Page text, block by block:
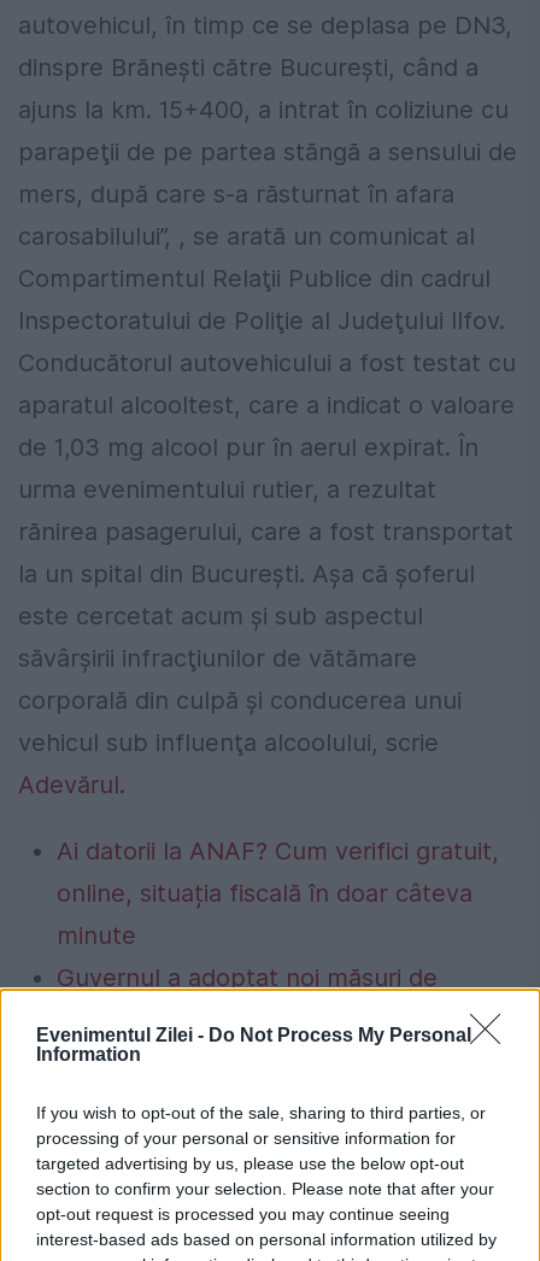
Evenimentul Zilei - Do Not Process My Personal
Information
If you wish to opt-out of the sale, sharing to third parties, or
processing of your personal or sensitive information for
targeted advertising by us, please use the below opt-out
section to confirm your selection. Please note that after your
opt-out request is processed you may continue seeing
interest-based ads based on personal information utilized by
autovehicul, în timp ce se deplasa pe DN3,
dinspre Brăneşti către Bucureşti, când a
ajuns la km. 15+400, a intrat în coliziune cu
parapeţii de pe partea stăngă a sensului de
mers, după care s-a răsturnat în afara
carosabilului”, , se arată un comunicat al
Compartimentul Relaţii Publice din cadrul
Inspectoratului de Poliţie al Judeţului Ilfov.
Conducătorul autovehicului a fost testat cu
aparatul alcooltest, care a indicat o valoare
de 1,03 mg alcool pur în aerul expirat. În
urma evenimentului rutier, a rezultat
rănirea pasagerului, care a fost transportat
la un spital din Bucureşti. Așa că șoferul
este cercetat acum și sub aspectul
săvârşirii infracţiunilor de vătămare
corporală din culpă şi conducerea unui
vehicul sub influenţa alcoolului, scrie
Adevărul.
Ai datorii la ANAF? Cum verifici gratuit,
online, situația fiscală în doar câteva
minute
Guvernul a adoptat noi măsuri de
siguranță pentru piața de energie
electrică. Transelectrica poate limita
consumul între orele 19:00 și 23:00 dacă
apar deficite în sistem